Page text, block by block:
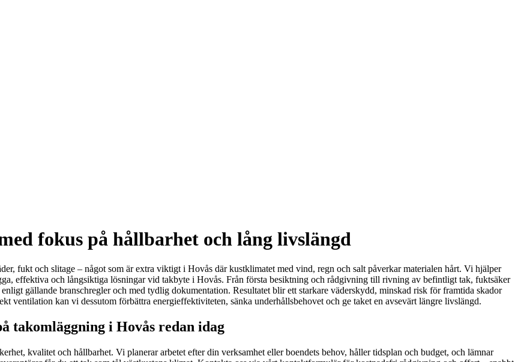
fokus på hållbarhet och lång livslängd
fukt och slitage – något som är extra viktigt i Hovås där kustklimatet med vind, regn och salt påverkar materialen hårt. Vi hjälper
effektiva och långsiktiga lösningar vid takbyte i Hovås. Från första besiktning och rådgivning till rivning av befintligt tak, fuktsäker
gällande branschregler och med tydlig dokumentation. Resultatet blir ett starkare väderskydd, minskad risk för framtida skador
ventilation kan vi dessutom förbättra energieffektiviteten, sänka underhållsbehovet och ge taket en avsevärt längre livslängd.
takomläggning i Hovås redan idag
kvalitet och hållbarhet. Vi planerar arbetet efter din verksamhet eller boendets behov, håller tidsplan och budget, och lämnar